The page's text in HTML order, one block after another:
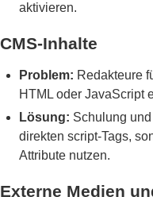
aktivieren.
CMS-Inhalte
Problem: Redakteure
HTML oder JavaScript
Lösung: Schulung
direkten script-Tags,
Attribute nutzen.
Externe Medien